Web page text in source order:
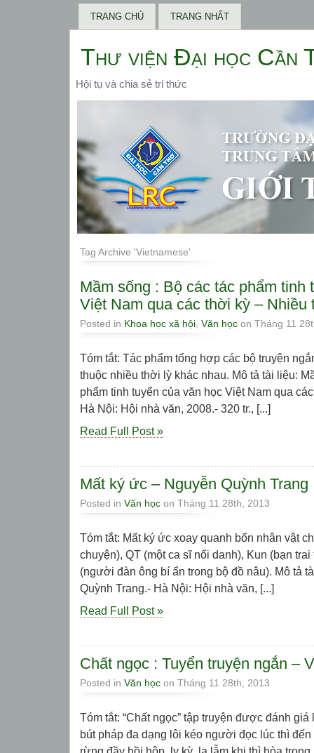
TRANG CHỦ TRANG NHẤT
Thư viện Đại học Cần
Hội tụ và chia sẻ tri thức
Tag Archive 'Vietnamese'
Mầm sống : Bộ các tác phẩm tinh
Việt Nam qua các thời kỳ – Nhiều
Posted in Khoa học xã hội Văn học on Tháng 11
Tóm tắt: Tác phẩm tổng hợp các bộ truyện
thuộc nhiều thời lỳ khác nhau. Mô tả tài liệu:
phẩm tinh tuyển của văn học Việt Nam qua
Hà Nội: Hội nhà văn, 2008.- 320 tr., [...]
Read Full Post »
Mất ký ức – Nguyễn Quỳnh Trang
Posted in Văn học on Tháng 11 28th, 2013
Tóm tắt: Mất ký ức xoay quanh bốn nhân vật
chuyện), QT (một ca sĩ nổi danh), Kun (bạn
(người đàn ông bí ẩn trong bộ đồ nâu). Mô tả
Quỳnh Trang.- Hà Nội: Hội nhà văn, [...]
Read Full Post »
Chất ngọc : Tuyển truyện ngắn –
Posted in Văn học on Tháng 11 28th, 2013
Tóm tắt: “Chất ngọc” tập truyện được đánh
bút pháp đa dạng lôi kéo người đọc lúc thì